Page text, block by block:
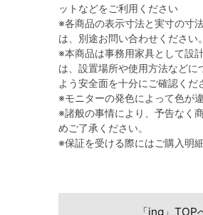
ットなどをご利用ください
※各商品の表示寸法と実寸の寸
は、別途お問い合わせください。
※本商品は事務用家具として設
は、設置場所や使用方法など
よう安全面を十分にご確認くだ
※モニターの発色によって色が
※諸般の事情により、予告なく
めご了承ください。
※保証を受ける際にはご購入明
「ing」TOP